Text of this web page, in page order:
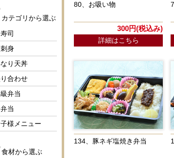
カテゴリから選ぶ
司
身
り天丼
合わせ
弁当
当
様メニュー
食材から選ぶ
80、お吸い物
300円(税込み)
詳細はこちら
134、豚ネギ塩焼き弁当